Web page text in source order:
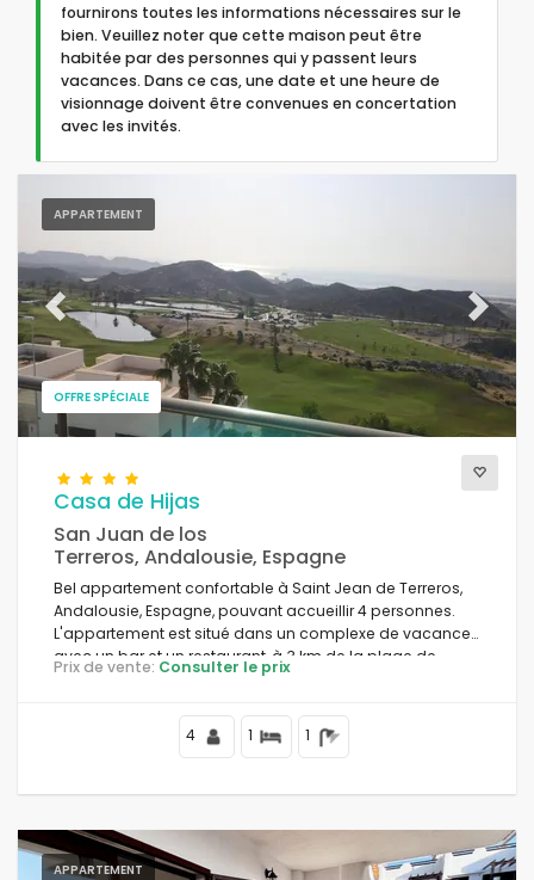
Distances
Vues
fournirons toutes les informations nécessaires sur le
bien. Veuillez noter que cette maison peut être
habitée par des personnes qui y passent leurs
vacances. Dans ce cas, une date et une heure de
visionnage doivent être convenues en concertation
avec les invités.
APPARTEMENT
OFFRE SPÉCIALE
Previous Next
Casa de Hijas
San Juan de los
Terreros, Andalousie, Espagne
Bel appartement confortable à Saint Jean de Terreros,
Andalousie, Espagne, pouvant accueillir 4 personnes.
L'appartement est situé dans un complexe de vacances
avec un bar et un restaurant, à 3 km de la plage de
Playa la Entrevista.
Prix de vente: Consulter le prix
4 1 1
APPARTEMENT